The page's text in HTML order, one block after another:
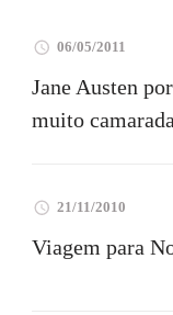
06/05/2011
Jane Austen
muito camarada
21/11/2010
Viagem para